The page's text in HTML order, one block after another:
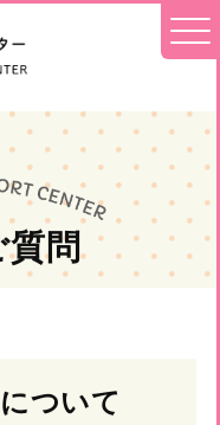
質問
ついて